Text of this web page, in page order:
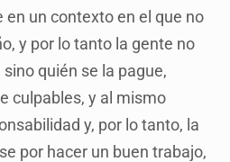
un contexto en el que no
y por lo tanto la gente no
quién se la pague,
culpables, y al mismo
y, por lo tanto, la
por hacer un buen trabajo,